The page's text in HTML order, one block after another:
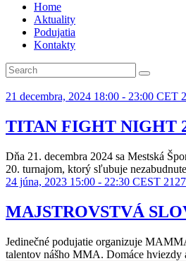
Home
Aktuality
Podujatia
Kontakty
21 decembra, 2024 18:00 - 23:00 CET
TITAN FIGHT NIGHT
Dňa 21. decembra 2024 sa Mestská
20. turnajom, ktorý sľubuje
24 júna, 2023 15:00 - 22:30 CEST 2127
MAJSTROVSTVÁ
Jedinečné podujatie organizuje
talentov nášho MMA. Domáce